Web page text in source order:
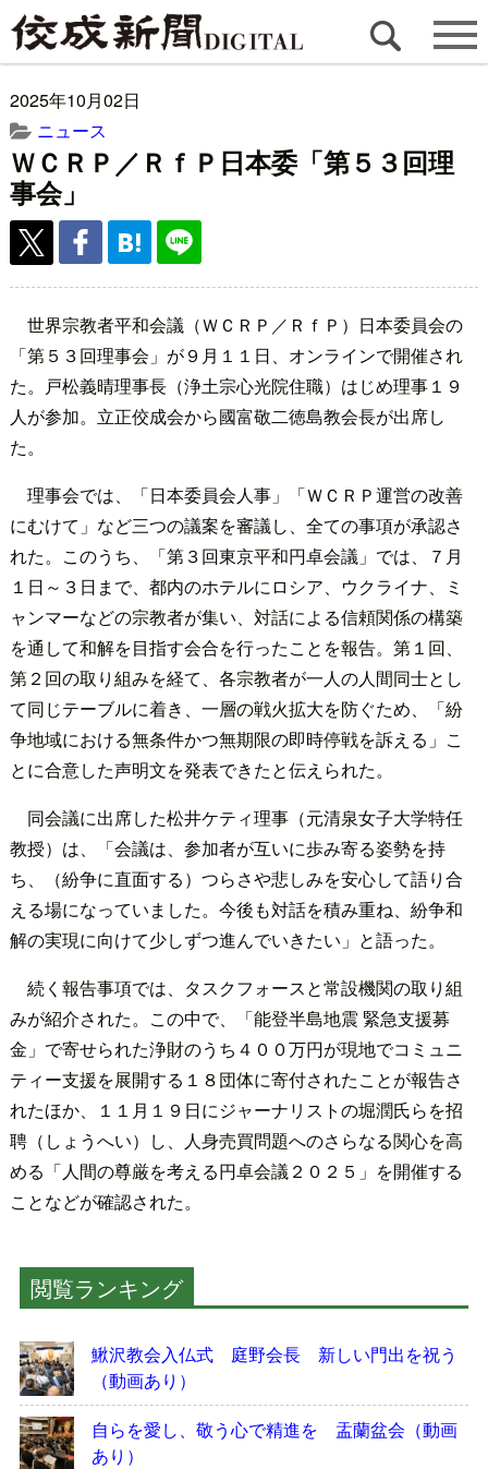
2025年10月02日
ニュース
ＷＣＲＰ／ＲｆＰ日本委「第５３回理
事会」
世界宗教者平和会議（ＷＣＲＰ／ＲｆＰ）日本委員会の
「第５３回理事会」が９月１１日、オンラインで開催され
た。戸松義晴理事長（浄土宗心光院住職）はじめ理事１９
人が参加。立正佼成会から國富敬二徳島教会長が出席し
た。
理事会では、「日本委員会人事」「ＷＣＲＰ運営の改善
にむけて」など三つの議案を審議し、全ての事項が承認さ
れた。このうち、「第３回東京平和円卓会議」では、７月
１日～３日まで、都内のホテルにロシア、ウクライナ、ミ
ャンマーなどの宗教者が集い、対話による信頼関係の構築
を通して和解を目指す会合を行ったことを報告。第１回、
第２回の取り組みを経て、各宗教者が一人の人間同士とし
て同じテーブルに着き、一層の戦火拡大を防ぐため、「紛
争地域における無条件かつ無期限の即時停戦を訴える」こ
とに合意した声明文を発表できたと伝えられた。
同会議に出席した松井ケティ理事（元清泉女子大学特任
教授）は、「会議は、参加者が互いに歩み寄る姿勢を持
ち、（紛争に直面する）つらさや悲しみを安心して語り合
える場になっていました。今後も対話を積み重ね、紛争和
解の実現に向けて少しずつ進んでいきたい」と語った。
続く報告事項では、タスクフォースと常設機関の取り組
みが紹介された。この中で、「能登半島地震 緊急支援募
金」で寄せられた浄財のうち４００万円が現地でコミュニ
ティー支援を展開する１８団体に寄付されたことが報告さ
れたほか、１１月１９日にジャーナリストの堀潤氏らを招
聘（しょうへい）し、人身売買問題へのさらなる関心を高
める「人間の尊厳を考える円卓会議２０２５」を開催する
ことなどが確認された。
閲覧ランキング
鰍沢教会入仏式 庭野会長 新しい門出を祝う
（動画あり）
自らを愛し、敬う心で精進を 盂蘭盆会（動画
あり）